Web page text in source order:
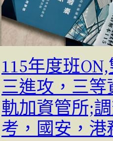
115年度班ON,
三進攻，三等
軌加資管所;
考，國安，港